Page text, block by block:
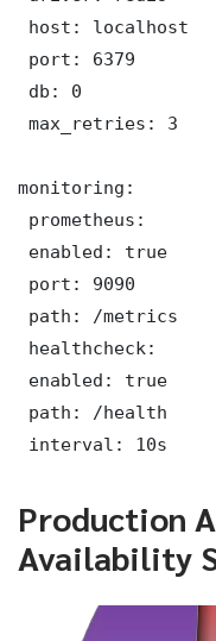
host: localhost
port: 6379
db: 0
max_retries: 3
monitoring:
prometheus:
enabled: true
port: 9090
path: /metrics
healthcheck:
enabled: true
path: /health
interval: 10s
Production
Availability